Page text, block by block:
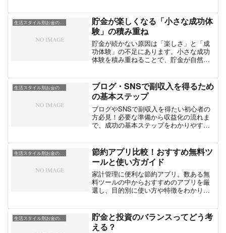
生活スタイル別お金の工夫
貯金が楽しくなる「小さな成功体
験」の積み重ね
貯金が続かない原因は「楽しさ」と「成
功体験」の不足にあります。小さな成功
体験を積み重ねることで、貯金が自然に
生活スタイル別お金の工夫
ブログ・SNSで副収入を得るため
の基本ステップ
ブログやSNSで副収入を得たい初心者の
方必見！必要な準備から収益化の流れま
で、成功の基本ステップをわかりやすく
生活スタイル別お金の工夫
節約アプリ比較！おすすめ無料ツ
ールと使い方ガイド
家計管理に便利な節約アプリ。数ある無
料ツールの中からおすすめのアプリを厳
選し、目的別に使い方や特徴をわかりや
生活スタイル別お金の工夫
貯金と投資のバランスってどう考
える？